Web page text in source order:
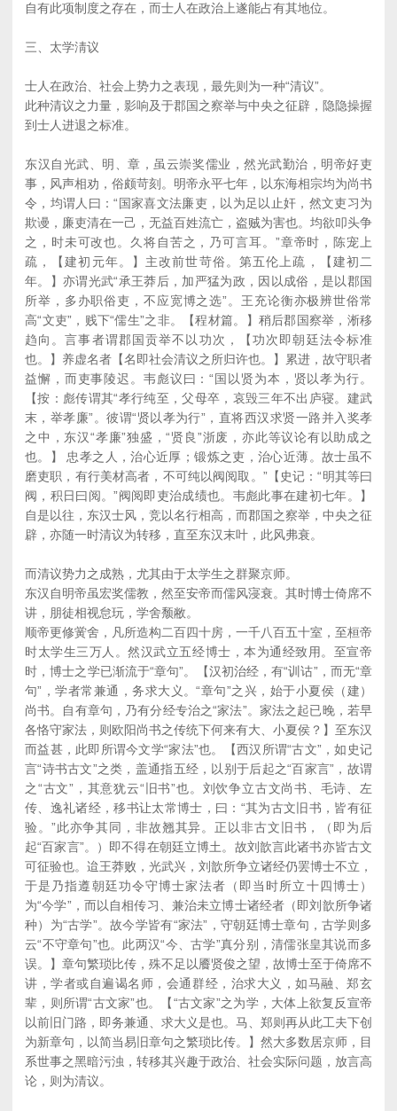
自有此项制度之存在，而士人在政治上遂能占有其地位。
三、太学淸议
士人在政治、社会上势力之表现，最先则为一种“清议”。
此种清议之力量，影响及于郡国之察举与中央之征辟，隐隐操握
到士人进退之标准。
东汉自光武、明、章，虽云崇奖儒业，然光武勤治，明帝好吏
事，风声相劝，俗颇苛刻。明帝永平七年，以东海相宗均为尚书
令，均谓人曰：“国家喜文法廉吏，以为足以止奸，然文吏习为
欺谩，廉吏清在一己，无益百姓流亡，盗贼为害也。均欲叩头争
之，时未可改也。久将自苦之，乃可言耳。”章帝时，陈宠上
疏，【建初元年。】主改前世苛俗。第五伦上疏，【建初二
年。】亦谓光武“承王莽后，加严猛为政，因以成俗，是以郡国
所举，多办职俗吏，不应宽博之选”。王充论衡亦极辨世俗常
高“文吏”，贱下“儒生”之非。【程材篇。】稍后郡国察举，淅移
趋向。言事者谓郡国贡举不以功次，【功次即朝廷法令标准
也。】养虚名者【名即社会清议之所归许也。】累进，故守职者
益懈，而吏事陵迟。韦彪议曰：“国以贤为本，贤以孝为行。
【按：彪传谓其“孝行纯至，父母卒，哀毁三年不出庐寝。建武
末，举孝廉”。彼谓“贤以孝为行”，直将西汉求贤一路并入奖孝
之中，东汉“孝廉”独盛，“贤良”浙废，亦此等议论有以助成之
也。】 忠孝之人，治心近厚；锻炼之吏，治心近薄。故士虽不
磨吏职，有行美材高者，不可纯以阀阅取。”【史记：“明其等曰
阀，积日曰阅。”阀阅即吏治成绩也。韦彪此事在建初七年。】
自是以往，东汉士风，竞以名行相高，而郡国之察举，中央之征
辟，亦随一时清议为转移，直至东汉末叶，此风弗衰。
而清议势力之成熟，尤其由于太学生之群聚京师。
东汉自明帝虽宏奖儒教，然至安帝而儒风寖衰。其时博士倚席不
讲，朋徒相视怠玩，学舍颓敝。
顺帝更修黉舍，凡所造构二百四十房，一千八百五十室，至桓帝
时太学生三万人。然汉武立五经博士，本为通经致用。至宣帝
时，博士之学已渐流于“章句”。【汉初治经，有“训诂”，而无“章
句”，学者常兼通，务求大义。“章句”之兴，始于小夏侯（建）
尚书。自有章句，乃有分经专治之“家法”。家法之起已晚，若早
各恪守家法，则欧阳尚书之传统下何来有大、小夏侯？】至东汉
而益甚，此即所谓今文学“家法”也。【西汉所谓“古文”，如史记
言“诗书古文”之类，盖通指五经，以别于后起之“百家言”，故谓
之“古文”，其意犹云“旧书”也。刘饮争立古文尚书、毛诗、左
传、逸礼诸经，移书让太常博士，曰：“其为古文旧书，皆有征
验。”此亦争其同，非故翘其异。正以非古文旧书，（即为后
起“百家言”。）即不得在朝廷立博土。故刘歆言此诸书亦皆古文
可征验也。迨王莽败，光武兴，刘歆所争立诸经仍罢博士不立，
于是乃指遵朝廷功令守博士家法者（即当时所立十四博士）
为“今学”，而以自相传习、兼治未立博士诸经者（即刘歆所争诸
种）为“古学”。故今学皆有“家法”，守朝廷博士章句，古学则多
云“不守章句”也。此两汉“今、古学”真分别，清儒张皇其说而多
误。】章句繁琐比传，殊不足以餍贤俊之望，故博士至于倚席不
讲，学者或自遍谒名师，会通群经，治求大义，如马融、郑玄
辈，则所谓“古文家”也。【“古文家”之为学，大体上欲复反宣帝
以前旧门路，即务兼通、求大义是也。马、郑则再从此工夫下创
为新章句，以简当易旧章句之繁琐比传。】然大多数居京师，目
系世事之黑暗污浊，转移其兴趣于政治、社会实际问题，放言高
论，则为清议。